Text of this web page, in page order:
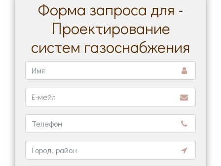
Форма запроса для -
Проектирование
систем газоснабжения